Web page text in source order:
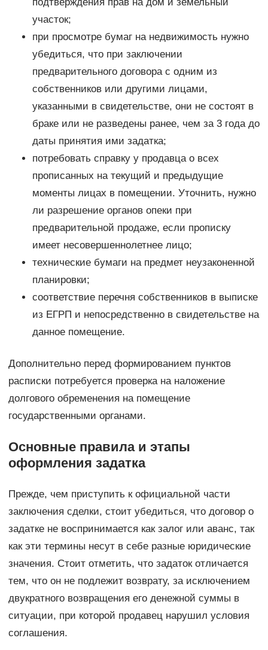
подтверждения прав на дом и земельный
участок;
при просмотре бумаг на недвижимость нужно
убедиться, что при заключении
предварительного договора с одним из
собственников или другими лицами,
указанными в свидетельстве, они не состоят в
браке или не разведены ранее, чем за 3 года до
даты принятия ими задатка;
потребовать справку у продавца о всех
прописанных на текущий и предыдущие
моменты лицах в помещении. Уточнить, нужно
ли разрешение органов опеки при
предварительной продаже, если прописку
имеет несовершеннолетнее лицо;
технические бумаги на предмет неузаконенной
планировки;
соответствие перечня собственников в выписке
из ЕГРП и непосредственно в свидетельстве на
данное помещение.
Дополнительно перед формированием пунктов
расписки потребуется проверка на наложение
долгового обременения на помещение
государственными органами.
Основные правила и этапы
оформления задатка
Прежде, чем приступить к официальной части
заключения сделки, стоит убедиться, что договор о
задатке не воспринимается как залог или аванс, так
как эти термины несут в себе разные юридические
значения. Стоит отметить, что задаток отличается
тем, что он не подлежит возврату, за исключением
двукратного возвращения его денежной суммы в
ситуации, при которой продавец нарушил условия
соглашения.